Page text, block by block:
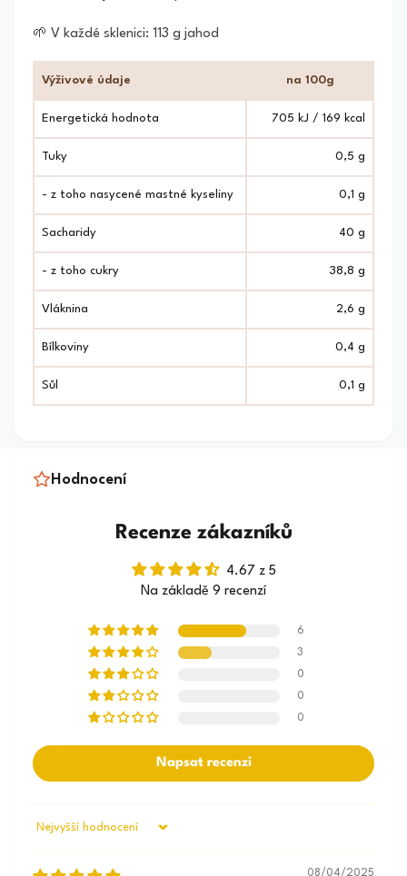
🌱 V každé sklenici: 113 g jahod
Výživové údaje na 100g
Energetická hodnota 705 kJ / 169 kcal
Tuky 0,5 g
- z toho nasycené mastné kyseliny 0,1 g
Sacharidy 40 g
- z toho cukry 38,8 g
Vláknina 2,6 g
Bílkoviny 0,4 g
Sůl 0,1 g
Hodnocení
Recenze zákazníků
4.67 z 5
Na základě 9 recenzí
6
3
0
0
0
Napsat recenzi
Sort by
08/04/2025